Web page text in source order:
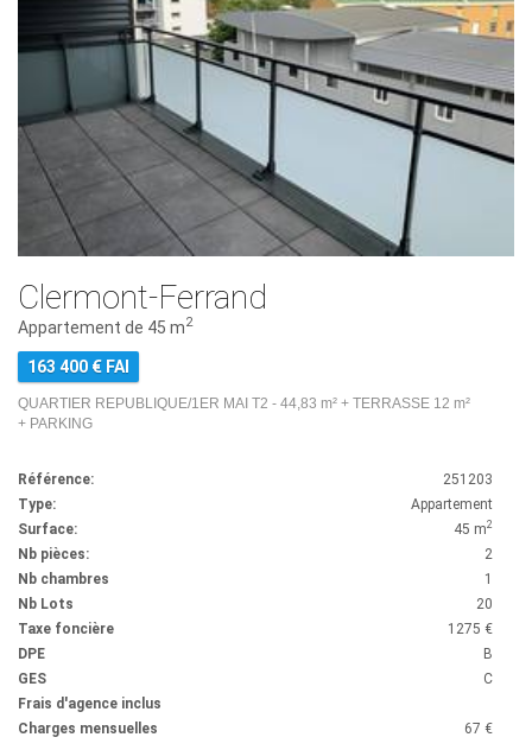
Clermont-Ferrand
Appartement de 45 m2
163 400 € FAI
QUARTIER REPUBLIQUE/1ER MAI T2 - 44,83 m² + TERRASSE 12 m²
+ PARKING
Référence:
251203
Type:
Appartement
Surface:
45 m2
Nb pièces:
2
Nb chambres
1
Nb Lots
20
Taxe foncière
1275 €
DPE
B
GES
C
Frais d'agence inclus
Charges mensuelles
67 €